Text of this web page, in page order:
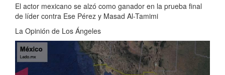
El actor mexicano se alzó como ganador en la prueba final
de líder contra Ese Pérez y Masad Al-Tamimi
La Opinión de Los Ángeles